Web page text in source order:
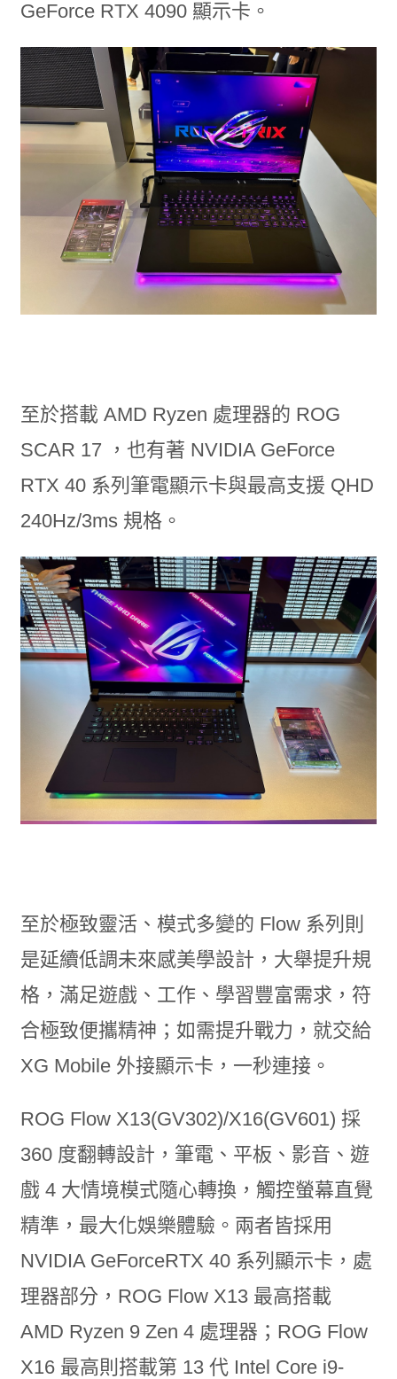
GeForce RTX 4090 顯示卡。
至於搭載 AMD Ryzen 處理器的 ROG
SCAR 17 ，也有著 NVIDIA GeForce
RTX 40 系列筆電顯示卡與最高支援 QHD
240Hz/3ms 規格。
至於極致靈活、模式多變的 Flow 系列則
是延續低調未來感美學設計，大舉提升規
格，滿足遊戲、工作、學習豐富需求，符
合極致便攜精神；如需提升戰力，就交給
XG Mobile 外接顯示卡，一秒連接。
ROG Flow X13(GV302)/X16(GV601) 採
360 度翻轉設計，筆電、平板、影音、遊
戲 4 大情境模式隨心轉換，觸控螢幕直覺
精準，最大化娛樂體驗。兩者皆採用
NVIDIA GeForceRTX 40 系列顯示卡，處
理器部分，ROG Flow X13 最高搭載
AMD Ryzen 9 Zen 4 處理器；ROG Flow
X16 最高則搭載第 13 代 Intel Core i9-